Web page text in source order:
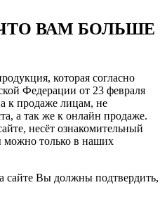
ВАМ БОЛЬШЕ
которая согласно
Федерации от 23 февраля
к продаже лицам, не
а так же к онлайн продаже.
несёт ознакомительный
можно только в наших
сайте Вы должны подтвердить,